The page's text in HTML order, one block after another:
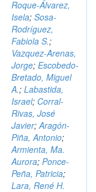
Roque-Álvarez,
Isela; Sosa-
Rodríguez,
Fabiola S.;
Vazquez-Arenas,
Jorge; Escobedo-
Bretado, Miguel
A.; Labastida,
Israel; Corral-
Rivas, José
Javier;Aragón-
Piña, Antonio;
Armienta, Ma.
Aurora; Ponce-
Peña, Patricia;
Lara, René H.